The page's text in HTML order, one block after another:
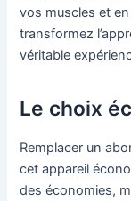
vos muscles et
transformez
véritable
Le choix
Remplacer un
cet appareil
des économies,